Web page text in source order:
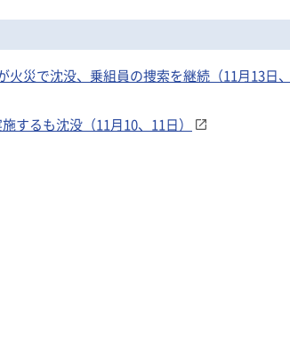
災で沈没、乗組員の捜索を継続（11月13日
するも沈没（11月10、11日）